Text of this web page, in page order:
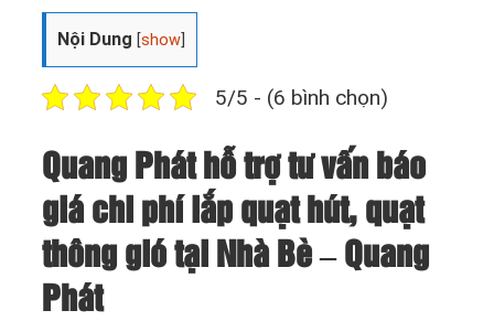
Nội Dung [show
5/5 - (6 bình chọn)
Quang Phát hỗ trợ tư vấn báo
giá chi phí lắp quạt hút, quạt
thông gió tại Nhà Bè – Quang
Phát